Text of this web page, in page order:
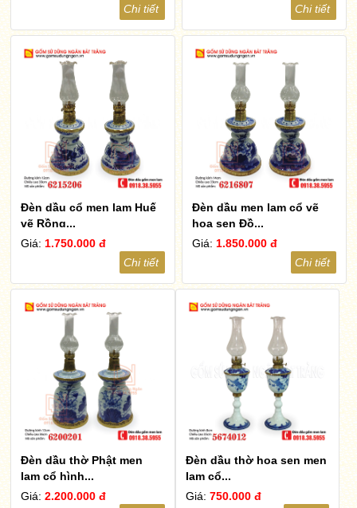
Chi tiết
Chi tiết
Đèn dầu cổ men lam Huế
vẽ Rồng...
Giá: 1.750.000 đ
Chi tiết
Đèn dầu men lam cổ vẽ
hoa sen Đồ...
Giá: 1.850.000 đ
Chi tiết
Đèn dầu thờ Phật men
lam cổ hình...
Giá:2.200.000 đ
Đèn dầu thờ hoa sen men
lam cổ...
Giá: 750.000 đ